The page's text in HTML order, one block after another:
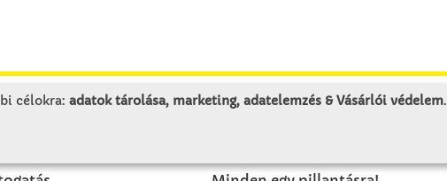
célokra: adatok tárolása, marketing, adatelemzés & Vásárlói védelem.